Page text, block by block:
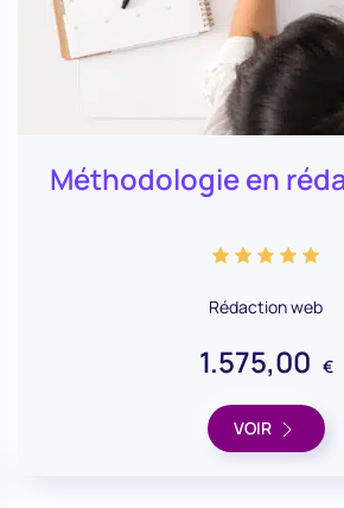
Méthodologie en
Rédaction web
1.575,00 €
VOIR